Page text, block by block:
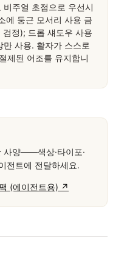
주얼 초점으로 우선시
에 둥근 모서리 사용 금
정); 드롭 섀도우 사용
사용. 활자가 스스로
제된 어조를 유지합니
사양——색상·타이포·
전트에 전달하세요.
(에이전트용) ↗